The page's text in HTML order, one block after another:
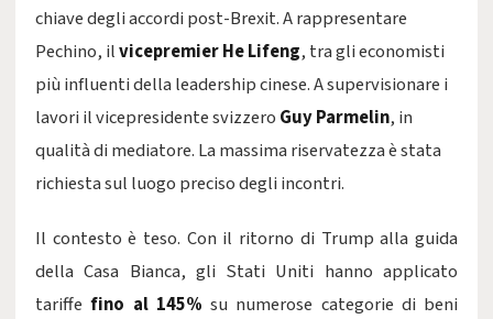
chiave degli accordi post-Brexit. A rappresentare
Pechino, ilvicepremier He Lifeng, tra gli economisti
più influenti della leadership cinese. A supervisionare i
lavori il vicepresidente svizzero Guy Parmelin, in
qualità di mediatore. La massima riservatezza è stata
richiesta sul luogo preciso degli incontri.
Il contesto è teso. Con il ritorno di Trump alla guida
della Casa Bianca, gli Stati Uniti hanno applicato
tariffefino al 145% su numerose categorie di beni